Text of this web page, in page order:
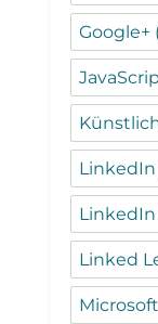
Google+
LinkedIn
Linked
Microsoft